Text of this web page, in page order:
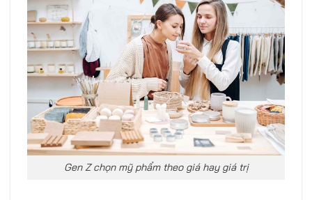
Gen Z chọn mỹ phẩm theo giá hay giá trị